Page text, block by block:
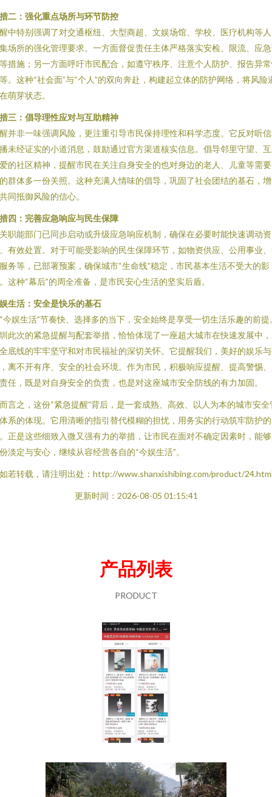
二：强化重点场所与环节防控
中特别强调了对交通枢纽、大型商超、文娱场馆、学校、医疗机构等
场所的强化管理要求。一方面督促责任主体严格落实安检、限流、应
措施；另一方面呼吁市民配合，如遵守秩序、注意个人防护、报告异
。这种“社会面”与“个人”的双向奔赴，构建起立体的防护网络，将风险
萌芽状态。
三：倡导理性应对与互助精神
并非一味强调风险，更注重引导市民保持理性和科学态度。它反对听
未经证实的小道消息，鼓励通过官方渠道核实信息。倡导邻里守望、
的社区精神，提醒市民在关注自身安全的也对身边的老人、儿童等需
群体多一份关照。这种充满人情味的倡导，巩固了社会团结的基石，
同抵御风险的信心。
四：完善应急响应与民生保障
职能部门已同步启动或升级应急响应机制，确保在必要时能快速调动资
有效处置。对于可能受影响的民生保障环节，如物资供应、公用事业
务等，已部署预案，确保城市“生命线”稳定，市民基本生活不受大的影
这种“幕后”的周全准备，是市民安心生活的坚实后盾。
生活：安全是快乐的基石
今娱生活”节奏快、选择多的当下，安全始终是享受一切生活乐趣的前提
此次的紧急提醒与配套举措，恰恰体现了一座超大城市在快速发展中
底线的牢牢坚守和对市民福祉的深切关怀。它提醒我们，美好的娱乐
离不开有序、安全的社会环境。作为市民，积极响应提醒、提高警惕
任，既是对自身安全的负责，也是对这座城市安全防线的有力加固。
言之，这份“紧急提醒”背后，是一套成熟、高效、以人为本的城市安全
系的体现。它用清晰的指引替代模糊的担忧，用务实的行动筑牢防护
正是这些细致入微又强有力的举措，让市民在面对不确定因素时，能
淡定与安心，继续从容经营各自的“今娱生活”。
若转载，请注明出处：http://www.shanxishibing.com/product/
更新时间：2026-08-05 01:15:41
产品列表
PRODUCT